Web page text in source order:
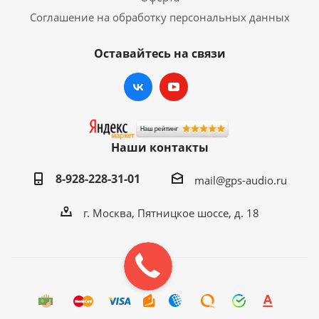
AUX (1 видеовход и 2 линейных
Радио модуль 'HD Radio NXP 6686'
(уверенный прием даже при
FM 87.5-108Mhz 36 ячеек для
записи любимых станций в
AM 522-1161Khz 18 ячеек для
записи любимых станций в
память;
Возможность редактирование
названия станций
(предварительно нужно запустить
AS (автомат, поиск)).
Соглашение на обработку персональных данных
Оставайтесь на связи
Наши контакты
8-928-228-31-01
mail@gps-audio.ru
г. Москва, Пятницкое шоссе, д. 18